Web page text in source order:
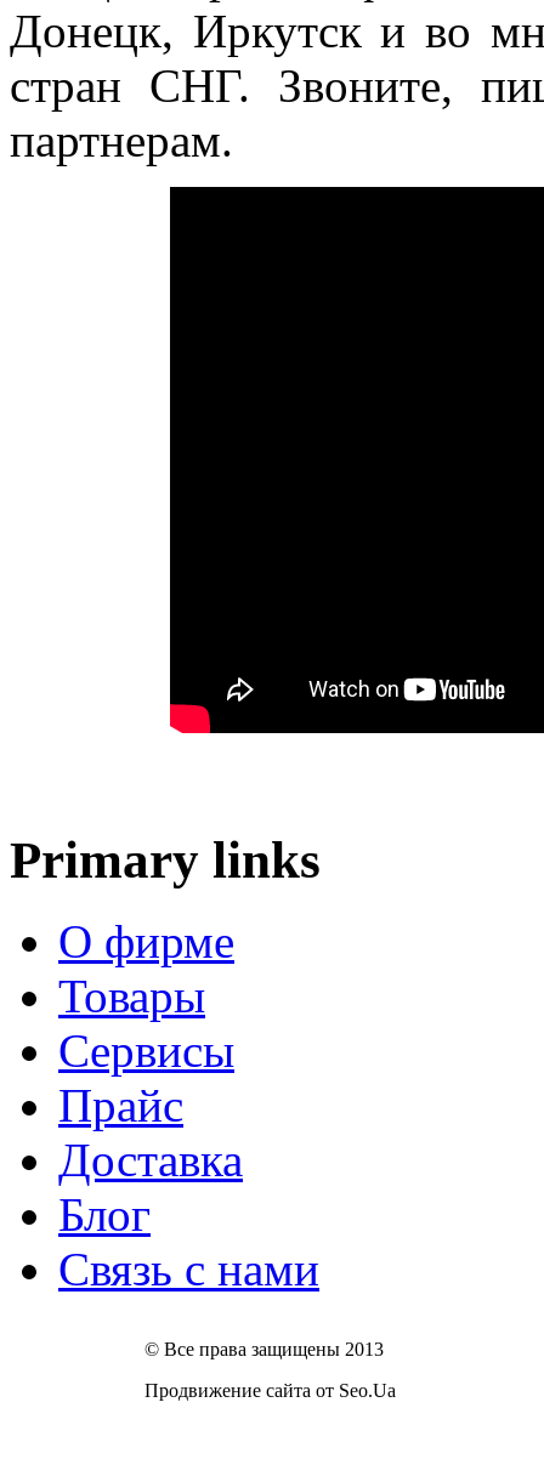
Донецк, Иркутск и во
стран СНГ. Звоните,
партнерам.
Primary links
О фирме
Товары
Сервисы
Прайс
Доставка
Блог
Связь с нами
© Все права защищены 2013
Продвижение сайта от Seo.Ua